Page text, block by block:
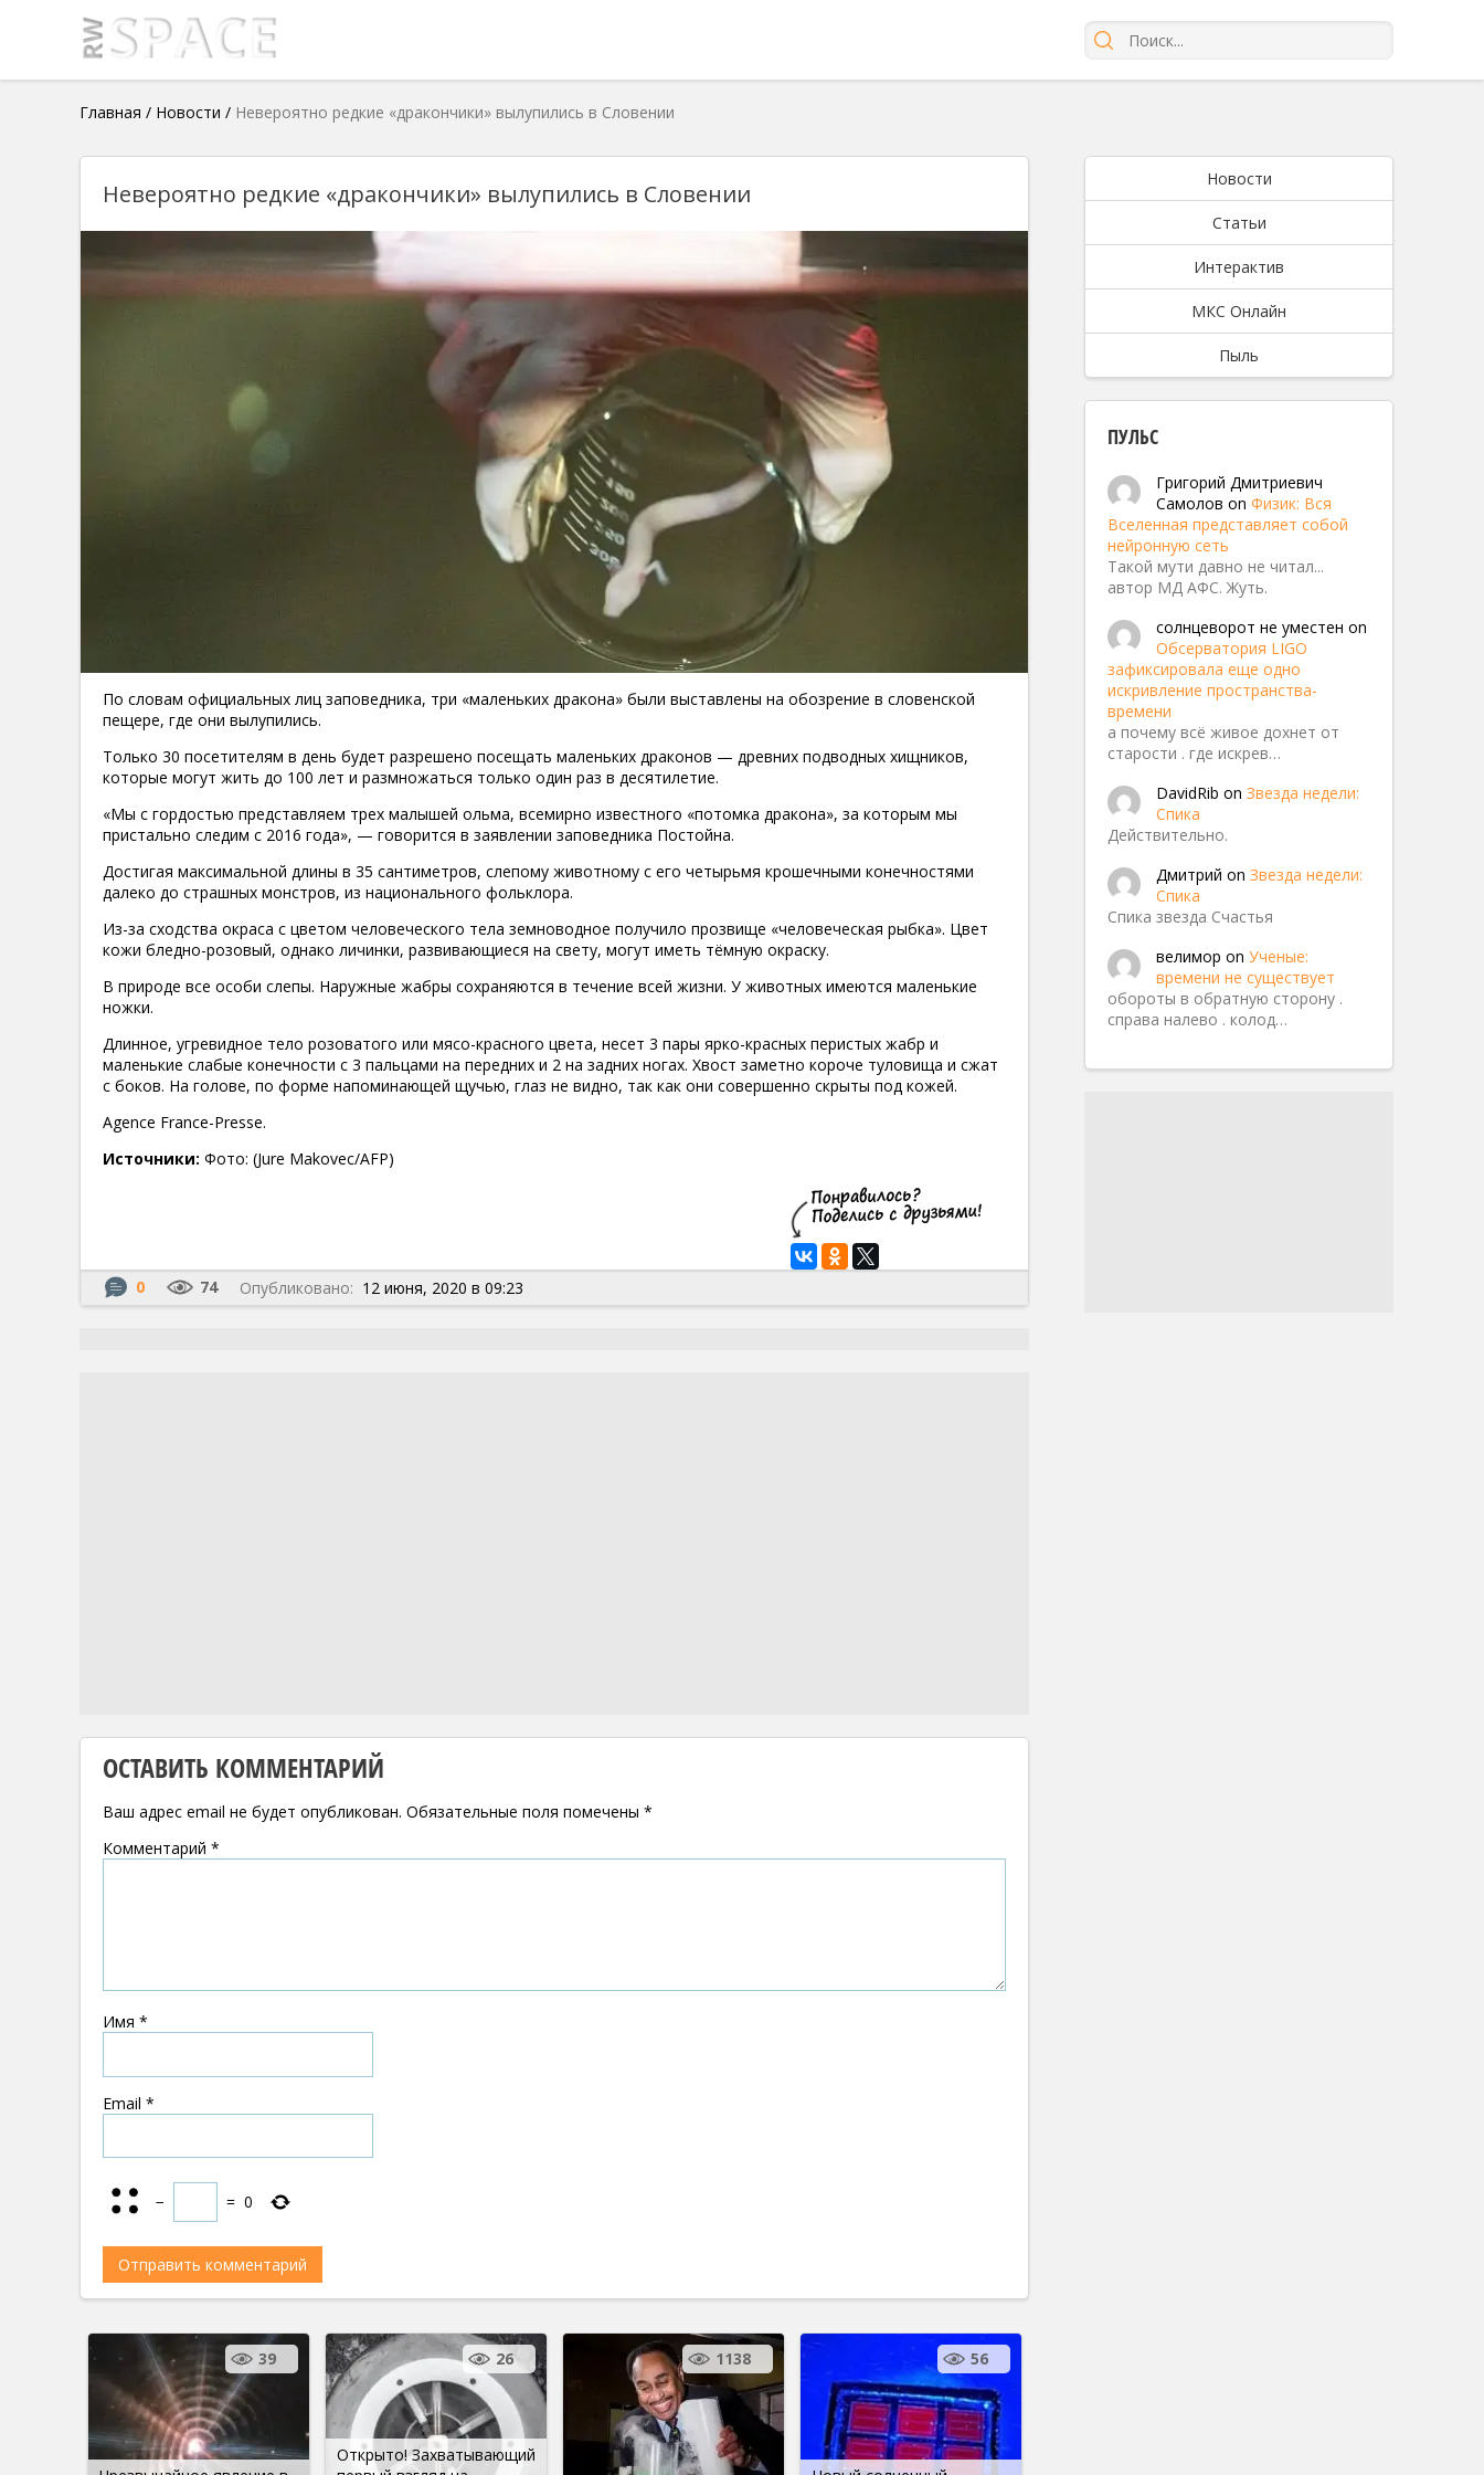
Главная / Новости / Невероятно редкие «дракончики» вылупились в Словении
Невероятно редкие «дракончики» вылупились в Словении
Дракон
По словам официальных лиц заповедника, три «маленьких дракона» были выставлены на обозрение в словенской
пещере, где они вылупились.
Только 30 посетителям в день будет разрешено посещать маленьких драконов — древних подводных хищников,
которые могут жить до 100 лет и размножаться только один раз в десятилетие.
«Мы с гордостью представляем трех малышей ольма, всемирно известного «потомка дракона», за которым мы
пристально следим с 2016 года», — говорится в заявлении заповедника Постойна.
Достигая максимальной длины в 35 сантиметров, слепому животному с его четырьмя крошечными конечностями
далеко до страшных монстров, из национального фольклора.
Из-за сходства окраса с цветом человеческого тела земноводное получило прозвище «человеческая рыбка». Цвет
кожи бледно-розовый, однако личинки, развивающиеся на свету, могут иметь тёмную окраску.
В природе все особи слепы. Наружные жабры сохраняются в течение всей жизни. У животных имеются маленькие
ножки.
Длинное, угревидное тело розоватого или мясо-красного цвета, несет 3 пары ярко-красных перистых жабр и
маленькие слабые конечности с 3 пальцами на передних и 2 на задних ногах. Хвост заметно короче туловища и сжат
с боков. На голове, по форме напоминающей щучью, глаз не видно, так как они совершенно скрыты под кожей.
Agence France-Presse.
Источники: Фото: (Jure Makovec/AFP)
0 74 Опубликовано: 12 июня, 2020 в 09:23
ОСТАВИТЬ КОММЕНТАРИЙ
Ваш адрес email не будет опубликован. Обязательные поля помечены *
Комментарий *
Имя *
Email *
− = 0
39
Открыто! Захватывающий
26 1138 56
Новости
Статьи
Интерактив
МКС Онлайн
Пыль
ПУЛЬС
Григорий Дмитриевич
Самолов on Физик: Вся
Вселенная представляет собой
нейронную сеть
Такой мути давно не читал...
автор МД АФС. Жуть.
солнцеворот не уместен on
Обсерватория LIGO
зафиксировала еще одно
искривление пространства-
времени
а почему всё живое дохнет от
старости . где искрев…
DavidRib on Звезда недели:
Спика
Действительно.
Дмитрий on Звезда недели:
Спика
Спика звезда Счастья
велимор on Ученые:
времени не существует
обороты в обратную сторону .
справа налево . колод…